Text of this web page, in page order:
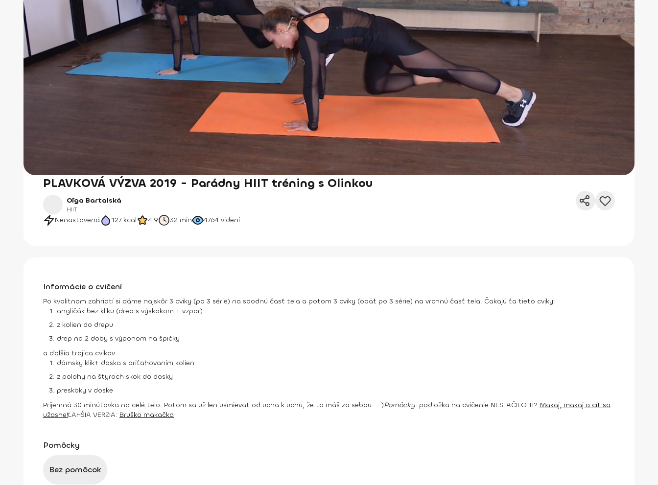
PLAVKOVÁ VÝZVA 2019 - Parádny HIIT tréning s Olinkou
Oľga Bartalská
HIIT
Nenastavená 127 kcal 4.9 32 min 4764 videní
Informácie o cvičení
Po kvalitnom zahriatí si dáme najskôr 3 cviky (po 3 série) na spodnú časť tela a potom 3 cviky (opäť po 3 série) na vrchnú časť tela. Čakajú ťa tieto cviky:
angličák bez kliku (drep s výskokom + vzpor)
z kolien do drepu
drep na 2 doby s výponom na špičky
a ďalšia trojica cvikov:
dámsky klik+ doska s priťahovaním kolien
z polohy na štyroch skok do dosky
preskoky v doske
Príjemná 30 minútovka na celé telo. Potom sa už len usmievať od ucha k uchu, že to máš za sebou. :-)Pomôcky: podložka na cvičenie NESTAČILO TI? Makaj, makaj a cíť sa
užasne!ĽAHŠIA VERZIA: Bruško makačka
Pomôcky
Bez pomôcok